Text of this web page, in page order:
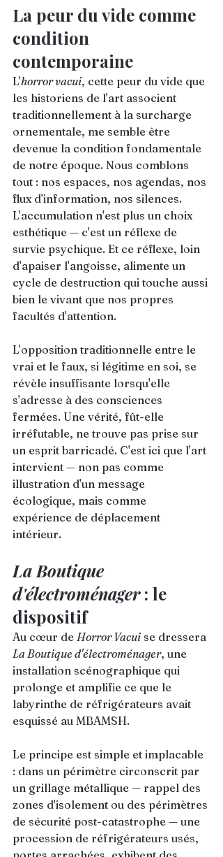
La peur du vide comme
condition
contemporaine
L'horror vacui, cette peur du vide que
les historiens de l'art associent
traditionnellement à la surcharge
ornementale, me semble être
devenue la condition fondamentale
de notre époque. Nous comblons
tout : nos espaces, nos agendas, nos
flux d'information, nos silences.
L'accumulation n'est plus un choix
esthétique — c'est un réflexe de
survie psychique. Et ce réflexe, loin
d'apaiser l'angoisse, alimente un
cycle de destruction qui touche aussi
bien le vivant que nos propres
facultés d'attention.
L'opposition traditionnelle entre le
vrai et le faux, si légitime en soi, se
révèle insuffisante lorsqu'elle
s'adresse à des consciences
fermées. Une vérité, fût-elle
irréfutable, ne trouve pas prise sur
un esprit barricadé. C'est ici que l'art
intervient — non pas comme
illustration d'un message
écologique, mais comme
expérience de déplacement
intérieur.
La Boutique
d'électroménager : le
dispositif
Au cœur de Horror Vacui se dressera
La Boutique d'électroménager, une
installation scénographique qui
prolonge et amplifie ce que le
labyrinthe de réfrigérateurs avait
esquissé au MBAMSH.
Le principe est simple et implacable
: dans un périmètre circonscrit par
un grillage métallique — rappel des
zones d'isolement ou des périmètres
de sécurité post-catastrophe — une
procession de réfrigérateurs usés,